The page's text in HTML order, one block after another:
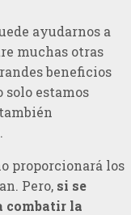
ayudarnos a
muchas otras
beneficios
solo estamos
proporcionará los
Pero, si se
combatir la